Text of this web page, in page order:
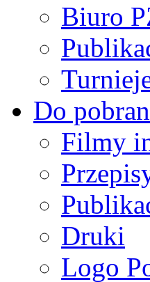
Biuro
Do
Filmy
Druki
Logo